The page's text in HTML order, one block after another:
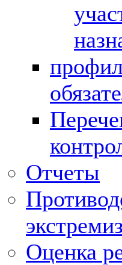
Отчеты
Оценка